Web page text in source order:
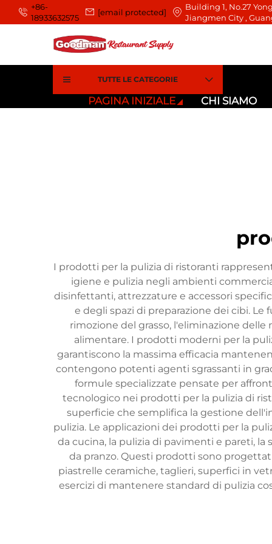
+86-
18933632575
[email protected]
Building 1, No.27
Jiangmen City ,
TUTTE LE CATEGORIE
PAGINA INIZIALE CHI SIAMO
I prodotti per la pulizia di ristoranti
igiene e pulizia negli ambienti
disinfettanti, attrezzature e accessori
e degli spazi di preparazione dei cibi.
rimozione del grasso, l'eliminazione
alimentare. I prodotti moderni per la
garantiscono la massima efficacia
contengono potenti agenti sgrassanti in
formule specializzate pensate per
tecnologico nei prodotti per la pulizia di
superficie che semplifica la gestione
pulizia. Le applicazioni dei prodotti per la
da cucina, la pulizia di pavimenti e pareti,
da pranzo. Questi prodotti sono
piastrelle ceramiche, taglieri, superfici in
esercizi di mantenere standard di pulizia